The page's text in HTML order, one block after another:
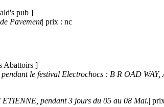
pub ]
Pavement| prix : nc
Abattoirs ]
le festival Electrochocs : B R OAD
pendant 3 jours du 05 au 08 Mai.|